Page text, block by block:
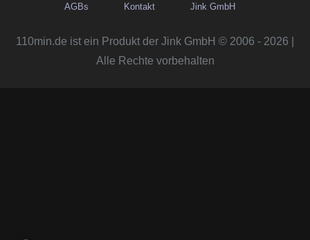
AGBs Kontakt Jink GmbH
110min.de ist ein Produkt der Jink GmbH © 2006 - 2026 |
Alle Rechte vorbehalten